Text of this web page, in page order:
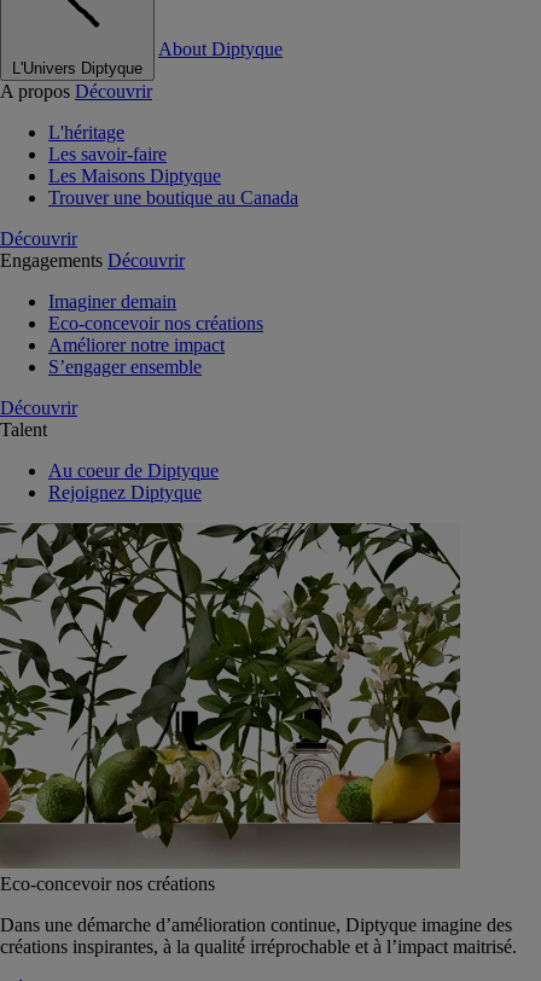
L'Univers Diptyque
About Diptyque
A propos Découvrir
L'héritage
Les savoir-faire
Les Maisons Diptyque
Trouver une boutique au Canada
Découvrir
Engagements Découvrir
Imaginer demain
Eco-concevoir nos créations
Améliorer notre impact
S’engager ensemble
Découvrir
Talent
Au coeur de Diptyque
Rejoignez Diptyque
Eco-concevoir nos créations
Dans une démarche d’amélioration continue, Diptyque imagine des
créations inspirantes, à la qualité́ irréprochable et à l’impact maitrisé.